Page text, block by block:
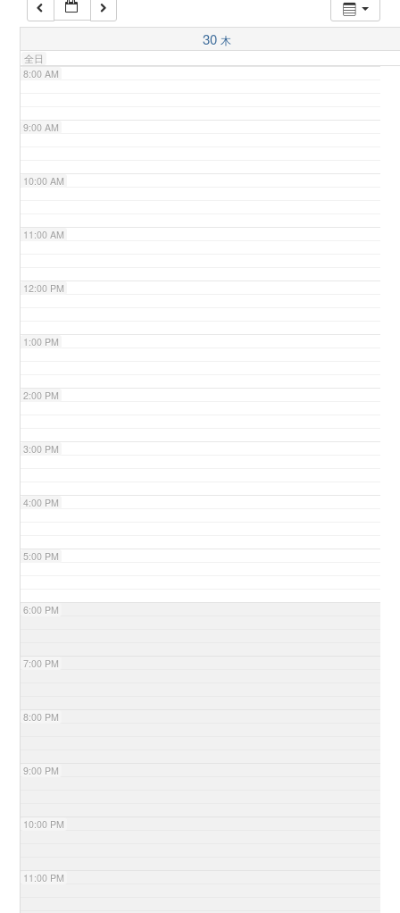
i
30 木
全日
7:00 AM
8:00 AM
9:00 AM
10:00 AM
11:00 AM
12:00 PM
1:00 PM
2:00 PM
3:00 PM
4:00 PM
5:00 PM
6:00 PM
7:00 PM
8:00 PM
9:00 PM
10:00 PM
11:00 PM